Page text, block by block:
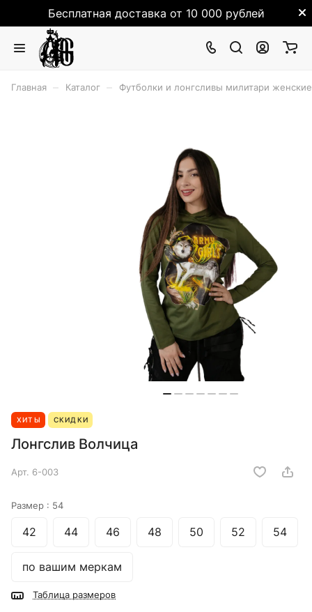
Бесплатная доставка от 10 000 рублей
Главная Каталог Футболки и лонгсливы милитари женские
ХИТЫ СКИДКИ
Лонгслив Волчица
Арт. 6-003
Размер : 54
42 44 46 48 50 52 54
по вашим меркам
Таблица размеров